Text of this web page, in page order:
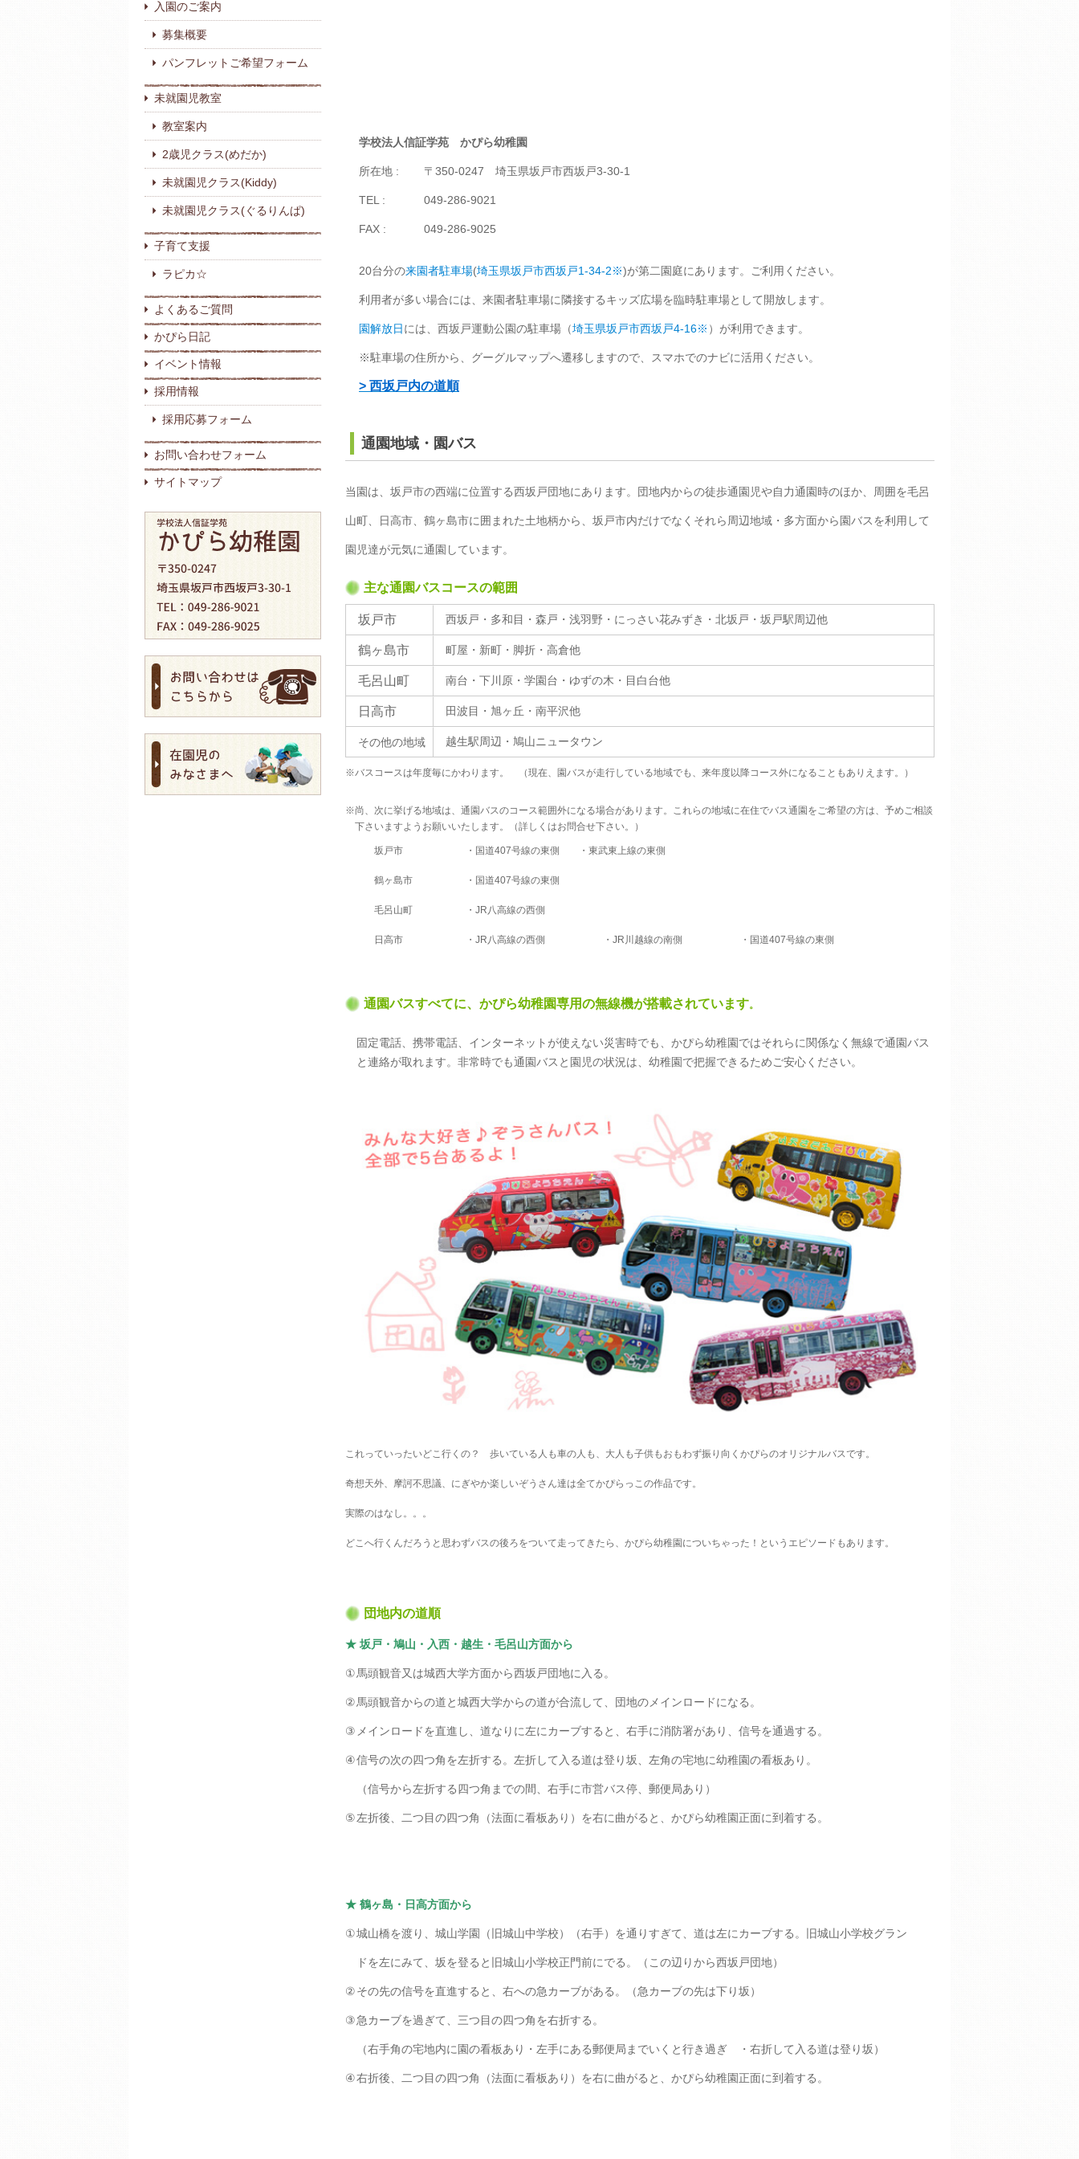
入園のご案内
募集概要
パンフレットご希望フォーム
未就園児教室
教室案内
2歳児クラス(めだか)
未就園児クラス(Kiddy)
未就園児クラス(ぐるりんぱ)
子育て支援
ラピカ☆
よくあるご質問
かぴら日記
イベント情報
採用情報
採用応募フォーム
お問い合わせフォーム
サイトマップ
学校法人信証学苑 かぴら幼稚園
所在地 : 〒350-0247 埼玉県坂戸市西坂戸3-30-1
TEL : 049-286-9021
FAX : 049-286-9025
20台分の来園者駐車場(埼玉県坂戸市西坂戸1-34-2※)が第二園庭にあります。ご利用ください。
利用者が多い場合には、来園者駐車場に隣接するキッズ広場を臨時駐車場として開放します。
園解放日には、西坂戸運動公園の駐車場（埼玉県坂戸市西坂戸4-16※ ）が利用できます。
※駐車場の住所から、グーグルマップへ遷移しますので、スマホでのナビに活用ください。
> 西坂戸内の道順
通園地域・園バス
当園は、坂戸市の西端に位置する西坂戸団地にあります。団地内からの徒歩通園児や自力通園時のほか、周囲を毛呂
山町、日高市、鶴ヶ島市に囲まれた土地柄から、坂戸市内だけでなくそれら周辺地域・多方面から園バスを利用して
園児達が元気に通園しています。
主な通園バスコースの範囲
坂戸市 西坂戸・多和目・森戸・浅羽野・にっさい花みずき・北坂戸・坂戸駅周辺他
鶴ヶ島市 町屋・新町・脚折・高倉他
毛呂山町 南台・下川原・学園台・ゆずの木・目白台他
日高市 田波目・旭ヶ丘・南平沢他
その他の地域 越生駅周辺・鳩山ニュータウン
※バスコースは年度毎にかわります。 （現在、園バスが走行している地域でも、来年度以降コース外になることもありえます。）
※尚、次に挙げる地域は、通園バスのコース範囲外になる場合があります。 これらの地域に在住でバス通園をご希望の方は、 予めご相談
下さいますようお願いいたします。（詳しくはお問合せ下さい。）
坂戸市 ・国道407号線の東側 ・東武東上線の東側
鶴ヶ島市 ・国道407号線の東側
毛呂山町 ・JR八高線の西側
日高市 ・JR八高線の西側 ・JR川越線の南側 ・国道407号線の東側
通園バスすべてに、かぴら幼稚園専用の無線機が搭載されています。
固定電話、携帯電話、インターネットが使えない災害時でも、かぴら幼稚園ではそれらに関係なく無線で通園バス
と連絡が取れます。 非常時でも通園バスと園児の状況は、幼稚園で把握できるためご安心ください。
これっていったいどこ行くの？ 歩いている人も車の人も、大人も子供もおもわず振り向くかぴらのオリジナルバスです。
奇想天外、摩訶不思議、にぎやか楽しいぞうさん達は全てかぴらっこの作品です。
実際のはなし。。。
どこへ行くんだろうと思わずバスの後ろをついて走ってきたら、かぴら幼稚園についちゃった！ というエピソードもあります。
団地内の道順
★ 坂戸・鳩山・入西・越生・毛呂山方面から
①馬頭観音又は城西大学方面から西坂戸団地に入る。
②馬頭観音からの道と城西大学からの道が合流して、団地のメインロードになる。
③ メインロードを直進し、道なりに左にカーブすると、右手に消防署があり、信号を通過する。
④信号の次の四つ角を左折する。左折して入る道は登り坂、左角の宅地に幼稚園の看板あり。
（信号から左折する四つ角までの間、右手に市営バス停、郵便局あり）
⑤左折後、二つ目の四つ角（法面に看板あり）を右に曲がると、かぴら幼稚園正面に到着する。
★ 鶴ヶ島・日高方面から
①城山橋を渡り、城山学園（旧城山中学校）（右手）を通りすぎて、道は左にカーブする。旧城山小学校グラン
ドを左にみて、坂を登ると旧城山小学校正門前にでる。（この辺りから西坂戸団地）
②その先の信号を直進すると、右への急カーブがある。（急カーブの先は下り坂）
③急カーブを過ぎて、三つ目の四つ角を右折する。
（右手角の宅地内に園の看板あり・左手にある郵便局までいくと行き過ぎ ・右折して入る道は登り坂）
④右折後、二つ目の四つ角（法面に看板あり）を右に曲がると、かぴら幼稚園正面に到着する。